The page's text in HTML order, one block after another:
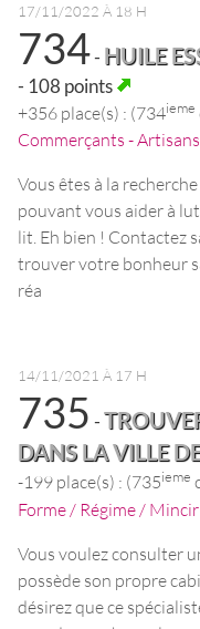
17/11/2022 À 18 H
734- HUILE
- 108 points
+356 place(s) : (734ieme
Commerçants - Artisans
Vous êtes à la
pouvant vous aider à
lit. Eh bien ! Contactez
trouver votre bonheur
réa
14/11/2021 À 17 H
735 -
DANS LA VILLE
-199 place(s) : (735ieme
Forme / Régime / Mincir
Vous voulez consulter
possède son propre
désirez que ce